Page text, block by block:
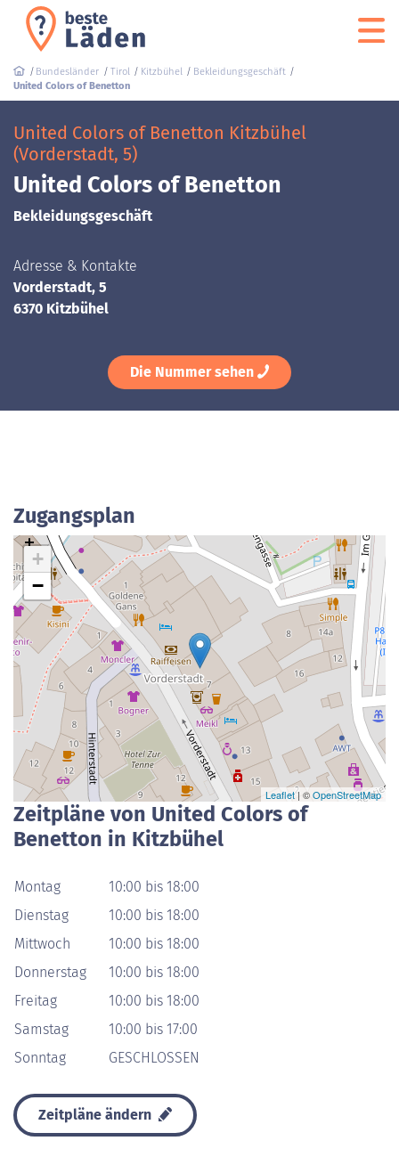
Bundesländer Tirol Kitzbühel
Bekleidungsgeschäft
United Colors of Benetton
United Colors of Benetton Kitzbühel
(Vorderstadt, 5)
United Colors of Benetton
Bekleidungsgeschäft
Adresse & Kontakte
Vorderstadt, 5
6370 Kitzbühel
Die Nummer sehen
Zugangsplan
+
−
Leaflet| ©OpenStreetMap
Zeitpläne von United Colors of
Benetton in Kitzbühel
Montag
10:00 bis 18:00
Dienstag
10:00 bis 18:00
Mittwoch
10:00 bis 18:00
Donnerstag
10:00 bis 18:00
Freitag
10:00 bis 18:00
Samstag
10:00 bis 17:00
Sonntag
GESCHLOSSEN
Zeitpläne ändern